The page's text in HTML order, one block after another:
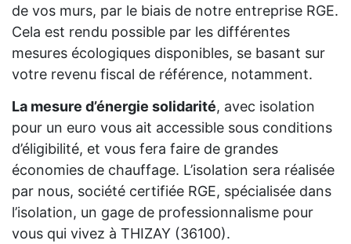
de vos murs, par le biais de notre entreprise RGE.
Cela est rendu possible par les différentes
mesures écologiques disponibles, se basant sur
votre revenu fiscal de référence, notamment.
La mesure d’énergie solidarité, avec isolation
pour un euro vous ait accessible sous conditions
d’éligibilité, et vous fera faire de grandes
économies de chauffage. L’isolation sera réalisée
par nous, société certifiée RGE, spécialisée dans
l’isolation, un gage de professionnalisme pour
vous qui vivez à THIZAY (36100).